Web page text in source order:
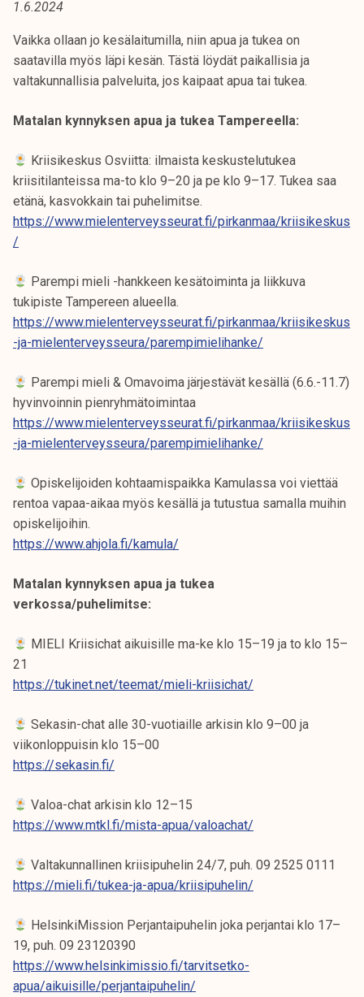
t
i
k
a
k
u
n
o
p
k
e
l
a
k
u
n
a
1.6.2024
Vaikka ollaan jo kesälaitumilla, niin apua ja tukea on
saatavilla myös läpi kesän. Tästä löydät paikallisia ja
valtakunnallisia palveluita, jos kaipaat apua tai tukea.
Matalan kynnyksen apua ja tukea Tampereella:
Kriisikeskus Osviitta: ilmaista keskustelutukea
kriisitilanteissa ma-to klo 9–20 ja pe klo 9–17. Tukea saa
etänä, kasvokkain tai puhelimitse.
https://www.mielenterveysseurat.fi/pirkanmaa/kriisikeskus
/
Parempi mieli -hankkeen kesätoiminta ja liikkuva
tukipiste Tampereen alueella.
https://www.mielenterveysseurat.fi/pirkanmaa/kriisikeskus
-ja-mielenterveysseura/parempimielihanke/
Parempi mieli & Omavoima järjestävät kesällä (6.6.-11.7)
hyvinvoinnin pienryhmätoimintaa
https://www.mielenterveysseurat.fi/pirkanmaa/kriisikeskus
-ja-mielenterveysseura/parempimielihanke/
Opiskelijoiden kohtaamispaikka Kamulassa voi viettää
rentoa vapaa-aikaa myös kesällä ja tutustua samalla muihin
opiskelijoihin.
https://www.ahjola.fi/kamula/
Matalan kynnyksen apua ja tukea
verkossa/puhelimitse:
MIELI Kriisichat aikuisille ma-ke klo 15–19 ja to klo 15–
21
https://tukinet.net/teemat/mieli-kriisichat/
Sekasin-chat alle 30-vuotiaille arkisin klo 9–00 ja
viikonloppuisin klo 15–00
https://sekasin.fi/
Valoa-chat arkisin klo 12–15
https://www.mtkl.fi/mista-apua/valoachat/
Valtakunnallinen kriisipuhelin 24/7, puh. 09 2525 0111
https://mieli.fi/tukea-ja-apua/kriisipuhelin/
HelsinkiMission Perjantaipuhelin joka perjantai klo 17–
19, puh. 09 23120390
https://www.helsinkimissio.fi/tarvitsetko-
apua/aikuisille/perjantaipuhelin/